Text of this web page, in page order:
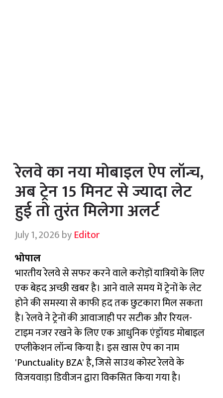
रेलवे का नया मोबाइल ऐप लॉन्च,
अब ट्रेन 15 मिनट से ज्यादा लेट
हुई तो तुरंत मिलेगा अलर्ट
July 1, 2026byEditor
भोपाल
भारतीय रेलवे से सफर करने वाले करोड़ों यात्रियों के लिए
एक बेहद अच्छी खबर है। आने वाले समय में ट्रेनों के लेट
होने की समस्या से काफी हद तक छुटकारा मिल सकता
है। रेलवे ने ट्रेनों की आवाजाही पर सटीक और रियल-
टाइम नजर रखने के लिए एक आधुनिक एंड्रॉयड मोबाइल
एप्लीकेशन लॉन्च किया है। इस खास ऐप का नाम
'Punctuality BZA' है, जिसे साउथ कोस्ट रेलवे के
विजयवाड़ा डिवीजन द्वारा विकसित किया गया है।